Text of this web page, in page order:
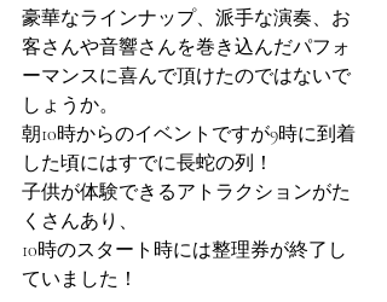
豪華なラインナップ、派手な演奏、お
客さんや音響さんを巻き込んだパフォ
ーマンスに喜んで頂けたのではないで
しょうか。
朝10時からのイベントですが9時に到着
した頃にはすでに長蛇の列！
子供が体験できるアトラクションがた
くさんあり、
10時のスタート時には整理券が終了し
ていました！